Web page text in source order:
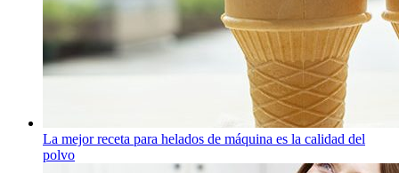
La mejor receta para helados de máquina es la calidad del
polvo